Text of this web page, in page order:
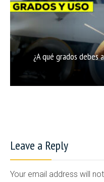
¿A qué grados debes
Leave a Reply
Your email address will